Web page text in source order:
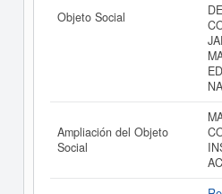
La última actualización del
realizado el
Objeto Social
Ampliación del Objeto
Social